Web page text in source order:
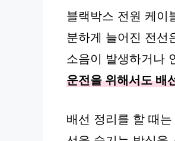
블랙박스 전원 케이
분하게 늘어진 전선
소음이 발생하거나
운전을 위해서도 배
배선 정리를 할 때